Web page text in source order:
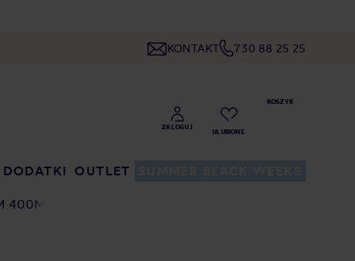
KONTAKT 730 88 25 25
DODATKI OUTLET
400ML